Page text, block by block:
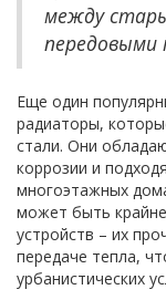
между
передовыми
Еще один
радиаторы,
стали. Они
коррозии и
многоэтажных
может быть
устройств – их
передаче тепла,
урбанистических